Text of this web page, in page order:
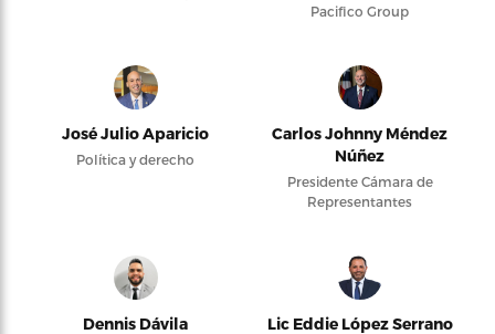
Pacifico Group
José Julio Aparicio
Política y derecho
Carlos Johnny Méndez
Núñez
Presidente Cámara de
Representantes
Dennis Dávila Lic Eddie López Serrano